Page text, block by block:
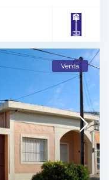
Venta